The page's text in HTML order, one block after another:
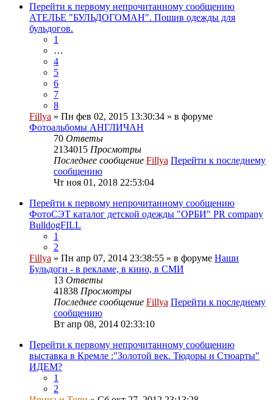
Перейти к первому непрочитанному сообщению
АТЕЛЬЕ "БУЛЬДОГОМАН". Пошив одежды для
бульдогов.
1
…
4
5
6
7
8
Fillya » Пн фев 02, 2015 13:30:34 » в форуме
Фотоальбомы АНГЛИЧАН
70 Ответы
2134015 Просмотры
Последнее сообщение Fillya Перейти к последнему
сообщению
Чт ноя 01, 2018 22:53:04
Перейти к первому непрочитанному сообщению
ФотоСЭТ каталог детской одежды "ОРБИ" PR company
BulldogFILL
1
2
Fillya » Пн апр 07, 2014 23:38:55 » в форуме Наши
Бульдоги - в рекламе, в кино, в СМИ
13 Ответы
41838 Просмотры
Последнее сообщение Fillya Перейти к последнему
сообщению
Вт апр 08, 2014 02:33:10
Перейти к первому непрочитанному сообщению
выставка в Кремле :"Золотой век. Тюдоры и Стюарты"
ИДЕМ?
1
2